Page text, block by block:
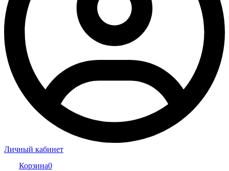
Личный кабинет
Корзина0